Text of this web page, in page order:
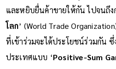
และหยิบยื่นค้าขายให้กัน ไปจนถึง
โลก’ (World Trade
ที่เข้าร่วมจะได้ประโยชน์ร่วมกัน ซึ่
ประเทศแบบ ‘Positive-Sum